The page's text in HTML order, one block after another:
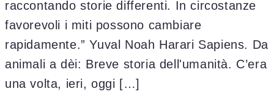
raccontando storie differenti. In circostanze
favorevoli i miti possono cambiare
rapidamente.” Yuval Noah Harari Sapiens. Da
animali a dèi: Breve storia dell'umanità. C’era
una volta, ieri, oggi […]